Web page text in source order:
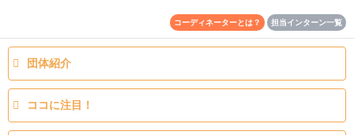
コーディネーターとは？ 担当インターン一覧
団体紹介
ココに注目！